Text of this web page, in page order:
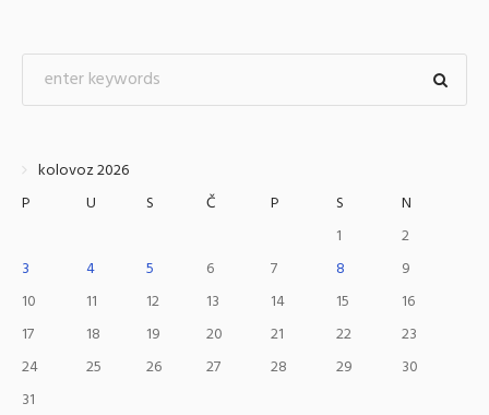
kolovoz 2026
P
U S Č P S
N
1
2
3
4 5 6 7 8
9
10
11 12 13 14 15
16
17
18 19 20 21 22
23
24
25 26 27 28 29
30
31